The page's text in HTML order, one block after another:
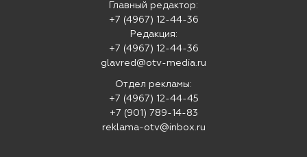
Главный редактор:
+7 (4967) 12-44-36
Редакция:
+7 (4967) 12-44-36
glavred@otv-media.ru
Отдел рекламы:
+7 (4967) 12-44-45
+7 (901) 789-14-83
reklama-otv@inbox.ru